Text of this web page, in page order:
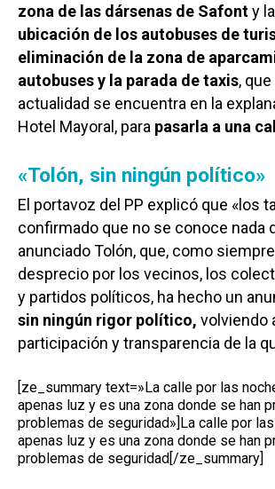
zona de las dársenas de Safonty la
ubicación de los autobuses de
eliminación de la zona de
autobuses y la parada de taxis,
actualidad se encuentra en la
Hotel Mayoral, para pasarla a una
«Tolón, sin ningún político»
El portavoz del PP explicó que «los
confirmado que no se conoce nada
anunciado Tolón, que, como
desprecio por los vecinos, los
y partidos políticos, ha hecho un
sin ningún rigor político, volviendo
participación y transparencia de la
[ze_summary text=»La calle por las
apenas luz y es una zona donde se han
problemas de seguridad»]La calle por
apenas luz y es una zona donde se han
problemas de seguridad[/ze_summary]